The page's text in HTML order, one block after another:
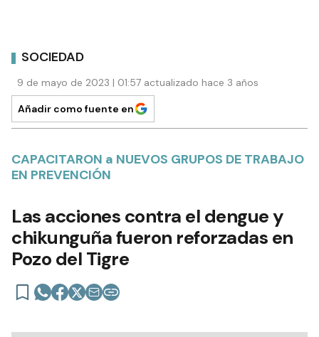
SOCIEDAD
9 de mayo de 2023 | 01:57 actualizado hace 3 años
Añadir como fuente en
CAPACITARON a NUEVOS GRUPOS DE TRABAJO
EN PREVENCIÓN
Las acciones contra el dengue y
chikunguña fueron reforzadas en
Pozo del Tigre